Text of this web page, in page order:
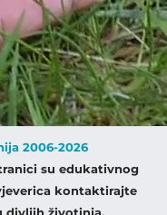
2006-2026
su edukativnog
kontaktirajte